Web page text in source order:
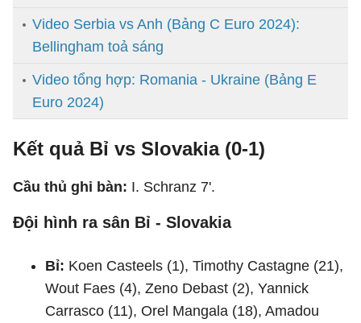
Video Serbia vs Anh (Bảng C Euro 2024):
Bellingham toả sáng
Video tổng hợp: Romania - Ukraine (Bảng E
Euro 2024)
Kết quả Bỉ vs Slovakia (0-1)
Cầu thủ ghi bàn: I. Schranz 7'.
Đội hình ra sân Bỉ - Slovakia
Bỉ: Koen Casteels (1), Timothy Castagne (21),
Wout Faes (4), Zeno Debast (2), Yannick
Carrasco (11), Orel Mangala (18), Amadou